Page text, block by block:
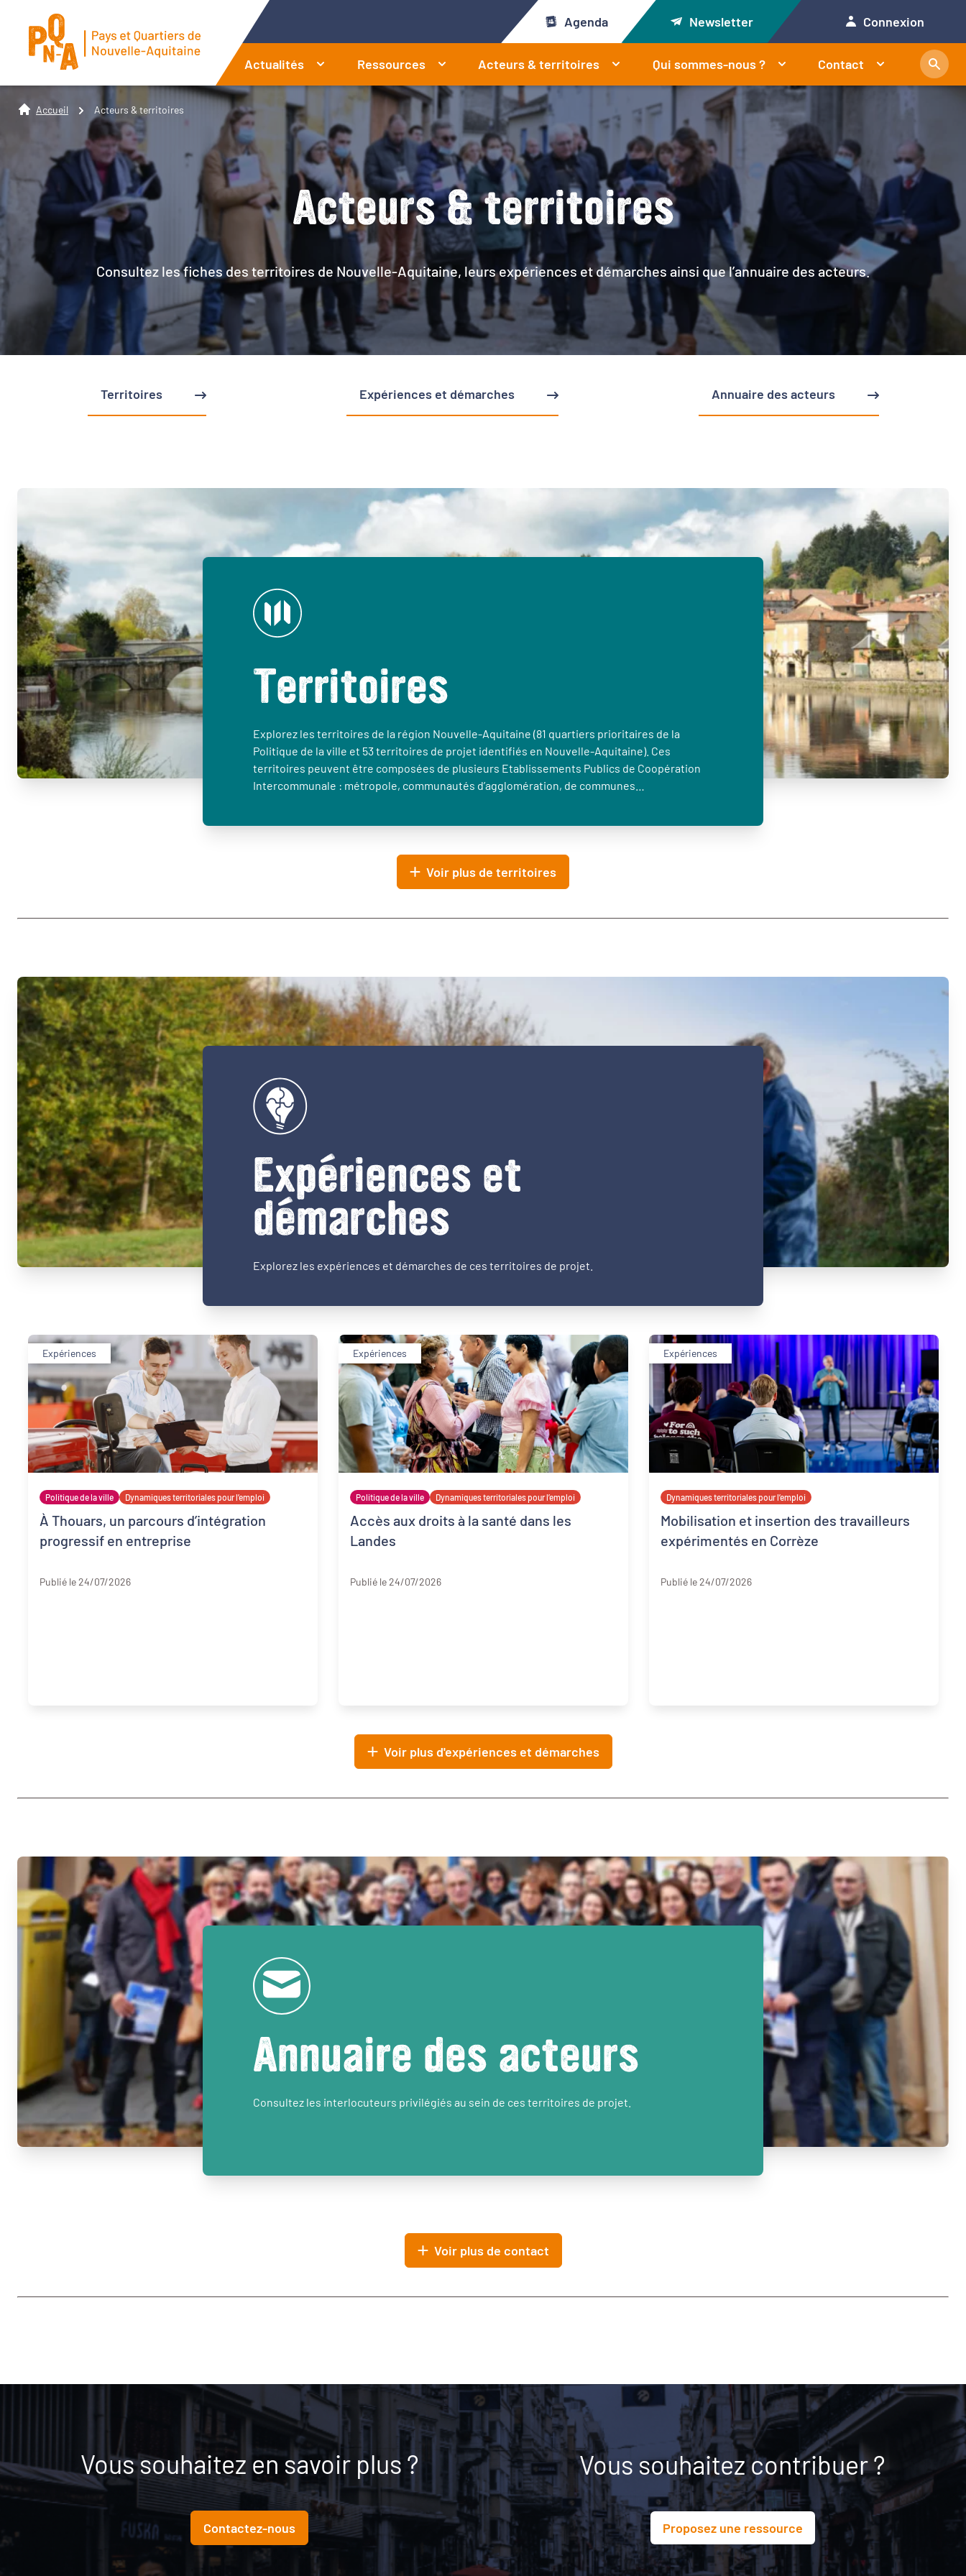
Agenda Newsletter Connexion
Actualités Ressources Acteurs & territoires Qui sommes-nous ? Contact
Accueil Acteurs & territoires
Acteurs & territoires
Consultez les fiches des territoires de Nouvelle-Aquitaine, leurs expériences et démarches ainsi que l’annuaire des acteurs.
Territoires Expériences et démarches Annuaire des acteurs
Territoires
Explorez les territoires de la région Nouvelle-Aquitaine (81 quartiers prioritaires de la
Politique de la ville et 53 territoires de projet identifiés en Nouvelle-Aquitaine). Ces
territoires peuvent être composées de plusieurs Etablissements Publics de Coopération
Intercommunale : métropole, communautés d’agglomération, de communes…
Voir plus de territoires
Expériences et
démarches
Explorez les expériences et démarches de ces territoires de projet.
Expériences
Politique de la ville Dynamiques territoriales pour l’emploi
À Thouars, un parcours d’intégration
progressif en entreprise
Publié le 24/07/2026
Expériences
Politique de la ville Dynamiques territoriales pour l’emploi
Accès aux droits à la santé dans les
Landes
Publié le 24/07/2026
Expériences
Dynamiques territoriales pour l’emploi
Mobilisation et insertion des travailleurs
expérimentés en Corrèze
Publié le 24/07/2026
Voir plus d'expériences et démarches
Annuaire des acteurs
Consultez les interlocuteurs privilégiés au sein de ces territoires de projet.
Voir plus de contact
Vous souhaitez en savoir plus ?
Contactez-nous
Vous souhaitez contribuer ?
Proposez une ressource